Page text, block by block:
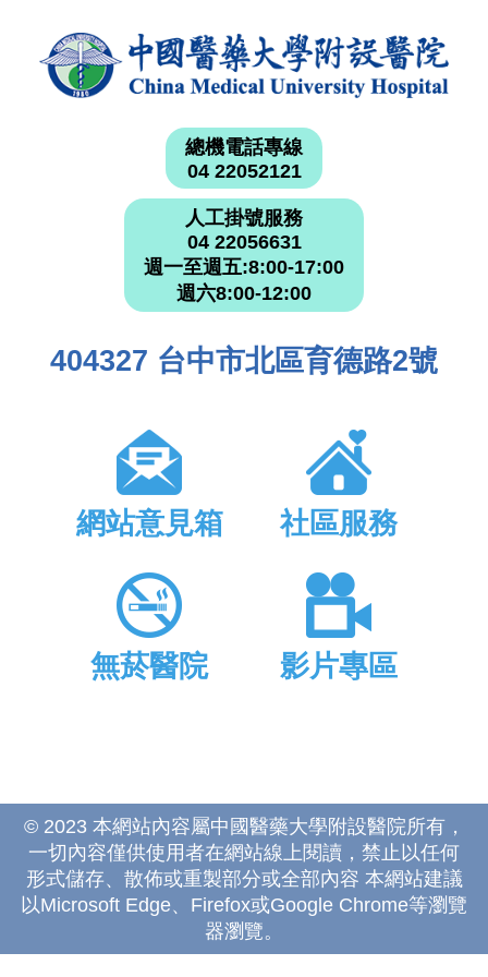
總機電話專線
04 22052121
人工掛號服務
04 22056631
週一至週五:8:00-17:00
週六8:00-12:00
404327 台中市北區育德路2號
網站意見箱 社區服務
無菸醫院 影片專區
© 2023 本網站內容屬中國醫藥大學附設醫院所有，
一切內容僅供使用者在網站線上閱讀，禁止以任何
形式儲存、散佈或重製部分或全部內容 本網站建議
以Microsoft Edge、Firefox或Google Chrome等瀏覽
器瀏覽。